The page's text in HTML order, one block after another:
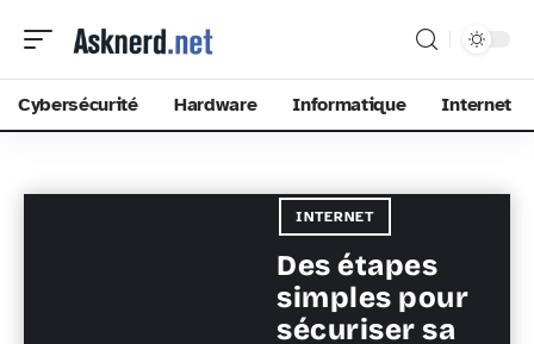
Cybersécurité Hardware Informatique Internet
INTERNET
Des étapes
simples pour
sécuriser sa